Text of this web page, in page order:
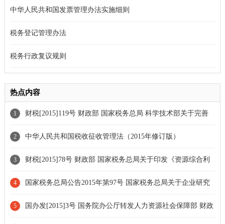
中华人民共和国发票管理办法实施细则
税务登记管理办法
税务行政复议规则
热点内容
1 财税[2015]119号 财政部 国家税务总局 科学技术部关于完善
研究开发费用税前加计扣除政策的通知[条款废止]
2 中华人民共和国税收征收管理法（2015年修订版）
3 财税[2015]78号 财政部 国家税务总局关于印发《资源综合利
用产品和劳务增值税优惠目录》的通知[部分废止]
4 国家税务总局公告2015年第97号 国家税务总局关于企业研究
开发费用税前加计扣除政策有关问题的公告[条款废止]
5 国办发[2015]3号 国务院办公厅转发人力资源社会保障部 财政